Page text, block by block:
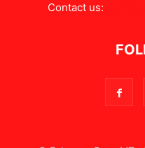
Contact us: